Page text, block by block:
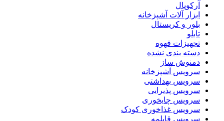
آرکوپال
ابزار آلات آشپزخانه
بلور و کریستال
تابلو
تجهیزات قهوه
دسته بندی نشده
دمنوش ساز
سرویس آشپزخانه
سرویس بهداشتی
سرویس پذیرایی
سرویس چایخوری
سرویس غذاخوری کودک
سرویس قابلمه